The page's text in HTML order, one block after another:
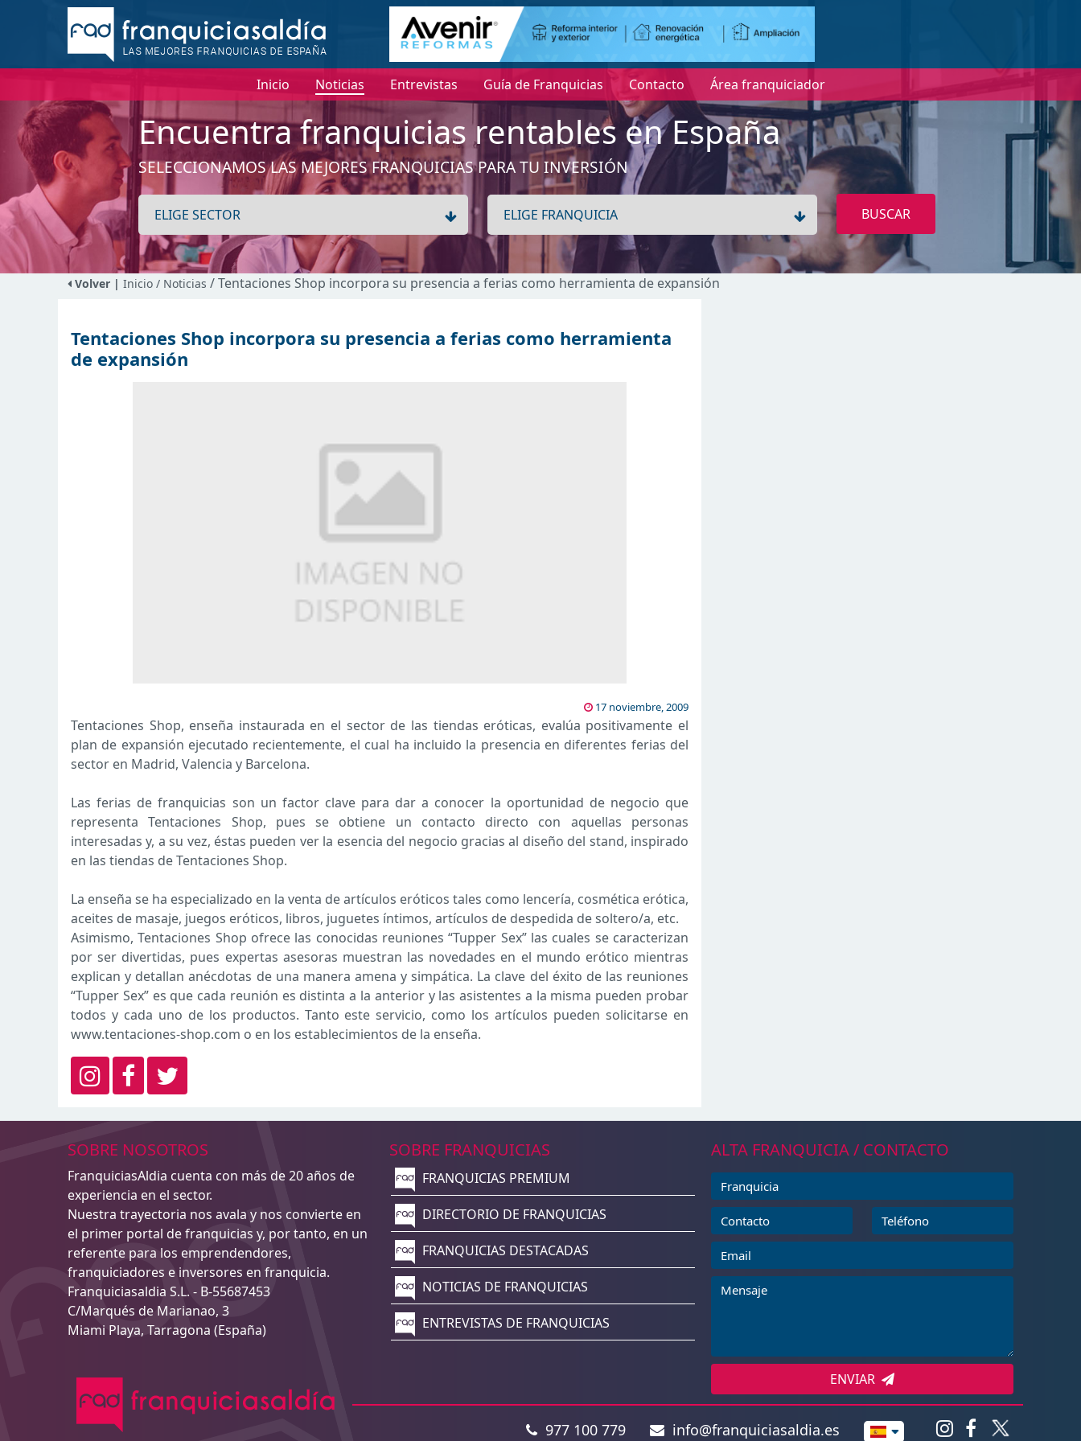
Inicio Noticias Entrevistas Guía de Franquicias Contacto Área franquiciador
Encuentra franquicias rentables en España
SELECCIONAMOS LAS MEJORES FRANQUICIAS PARA TU INVERSIÓN
BUSCAR
Volver | Inicio / Noticias / Tentaciones Shop incorpora su presencia a ferias como herramienta de expansión
Tentaciones Shop incorpora su presencia a ferias como herramienta
de expansión
17 noviembre, 2009
Tentaciones Shop, enseña instaurada en el sector de las tiendas eróticas, evalúa positivamente el
plan de expansión ejecutado recientemente, el cual ha incluido la presencia en diferentes ferias del
sector en Madrid, Valencia y Barcelona.
Las ferias de franquicias son un factor clave para dar a conocer la oportunidad de negocio que
representa Tentaciones Shop, pues se obtiene un contacto directo con aquellas personas
interesadas y, a su vez, éstas pueden ver la esencia del negocio gracias al diseño del stand, inspirado
en las tiendas de Tentaciones Shop.
La enseña se ha especializado en la venta de artículos eróticos tales como lencería, cosmética erótica,
aceites de masaje, juegos eróticos, libros, juguetes íntimos, artículos de despedida de soltero/a, etc.
Asimismo, Tentaciones Shop ofrece las conocidas reuniones “Tupper Sex” las cuales se caracterizan
por ser divertidas, pues expertas asesoras muestran las novedades en el mundo erótico mientras
explican y detallan anécdotas de una manera amena y simpática. La clave del éxito de las reuniones
“Tupper Sex” es que cada reunión es distinta a la anterior y las asistentes a la misma pueden probar
todos y cada uno de los productos. Tanto este servicio, como los artículos pueden solicitarse en
www.tentaciones-shop.com o en los establecimientos de la enseña.
SOBRE NOSOTROS
FranquiciasAldia cuenta con más de 20 años de
experiencia en el sector.
Nuestra trayectoria nos avala y nos convierte en
el primer portal de franquicias y, por tanto, en un
referente para los emprendendores,
franquiciadores e inversores en franquicia.
Franquiciasaldia S.L. - B-55687453
C/Marqués de Marianao, 3
Miami Playa, Tarragona (España)
SOBRE FRANQUICIAS
FRANQUICIAS PREMIUM
DIRECTORIO DE FRANQUICIAS
FRANQUICIAS DESTACADAS
NOTICIAS DE FRANQUICIAS
ENTREVISTAS DE FRANQUICIAS
ALTA FRANQUICIA / CONTACTO
ENVIAR
977 100 779 info@franquiciasaldia.es